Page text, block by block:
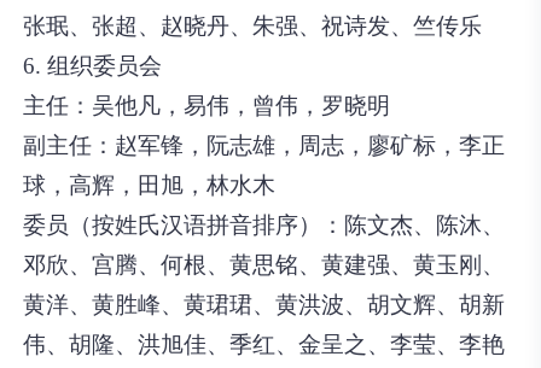
张珉、张超、赵晓丹、朱强、祝诗发、竺传乐
6. 组织委员会
主任： 吴他凡，易伟，曾伟，罗晓明
副主任： 赵军锋，阮志雄，周志，廖矿标，李正
球，高辉，田旭，林水木
委员（按姓氏汉语拼音排序）： 陈文杰、陈沐、
邓欣、宫腾、何根、黄思铭、黄建强、黄玉刚、
黄洋、黄胜峰、黄珺珺、黄洪波、胡文辉、胡新
伟、胡隆、洪旭佳、季红、金呈之、李莹、李艳